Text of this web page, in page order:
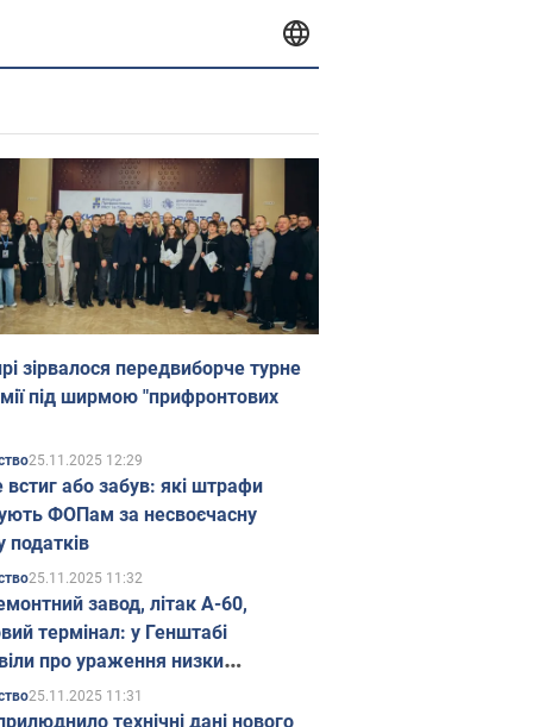
зірвалося передвиборче турне
під ширмою "прифронтових
25.11.2025 12:29
встиг або забув: які штрафи
ФОПам за несвоєчасну
податків
25.11.2025 11:32
завод, літак А-60,
термінал: у Генштабі
про ураження низки
об'єктів Росії
25.11.2025 11:31
технічні дані нового